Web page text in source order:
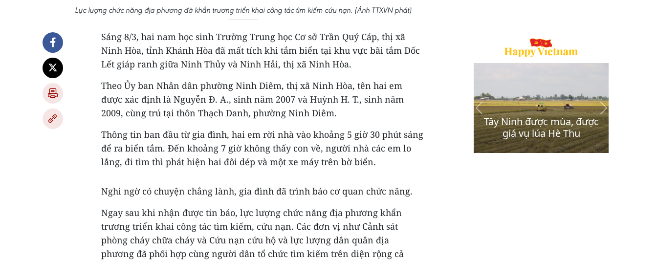
Lực lượng chức năng địa phương đã khẩn trương triển khai công tác tìm kiếm cứu nạn. (Ảnh TTXVN phát)
Sáng 8/3, hai nam học sinh Trường Trung học Cơ sở Trần Quý Cáp, thị xã
Ninh Hòa, tỉnh Khánh Hòa đã mất tích khi tắm biển tại khu vực bãi tắm Dốc
Lết giáp ranh giữa Ninh Thủy và Ninh Hải, thị xã Ninh Hòa.
Theo Ủy ban Nhân dân phường Ninh Diêm, thị xã Ninh Hòa, tên hai em
được xác định là Nguyễn Đ. A., sinh năm 2007 và Huỳnh H. T., sinh năm
2009, cùng trú tại thôn Thạch Danh, phường Ninh Diêm.
Thông tin ban đầu từ gia đình, hai em rời nhà vào khoảng 5 giờ 30 phút sáng
để ra biển tắm. Đến khoảng 7 giờ không thấy con về, người nhà các em lo
lắng, đi tìm thì phát hiện hai đôi dép và một xe máy trên bờ biển.
Nghi ngờ có chuyện chẳng lành, gia đình đã trình báo cơ quan chức năng.
Ngay sau khi nhận được tin báo, lực lượng chức năng địa phương khẩn
trương triển khai công tác tìm kiếm, cứu nạn. Các đơn vị như Cảnh sát
phòng cháy chữa cháy và Cứu nạn cứu hộ và lực lượng dân quân địa
phương đã phối hợp cùng người dân tổ chức tìm kiếm trên diện rộng cả